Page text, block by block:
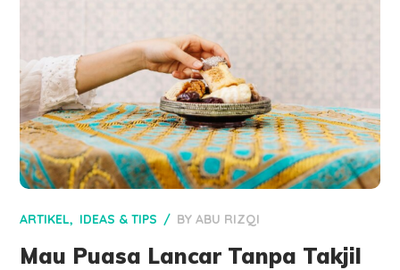
ARTIKEL IDEAS & TIPS BYABU RIZQI
Mau Puasa Lancar Tanpa Takjil